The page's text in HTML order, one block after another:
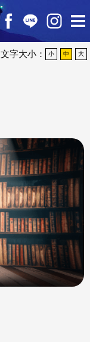
文字大小： 小 中 大